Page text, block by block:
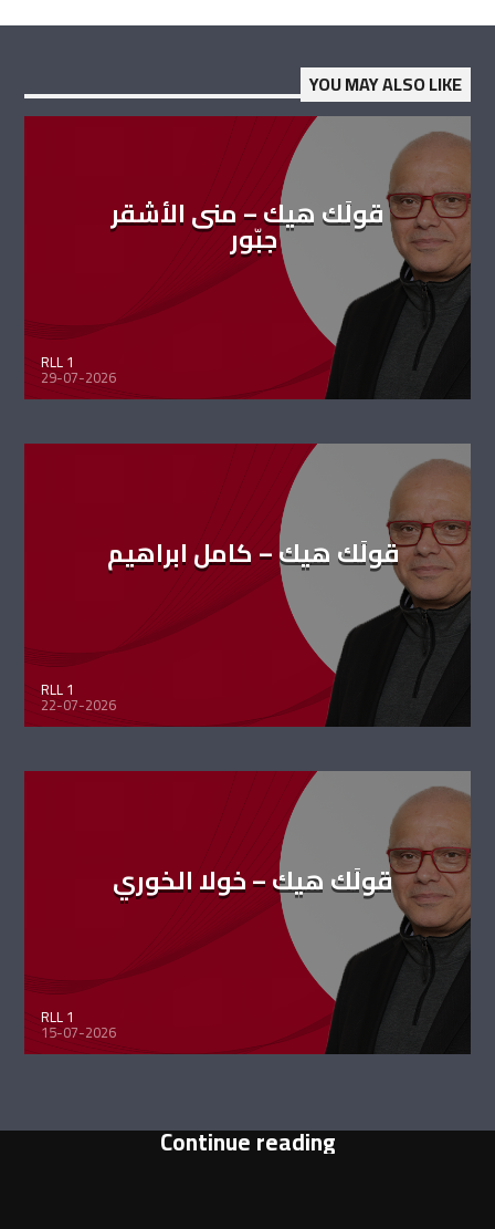
YOU MAY ALSO LIKE
قولَك هيك – منى الأشقر
جبّور
RLL 1
29-07-2026
قولَك هيك – كامل ابراهيم
RLL 1
22-07-2026
قولَك هيك – خولا الخوري
RLL 1
15-07-2026
Continue reading